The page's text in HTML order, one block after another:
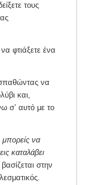
τους
φτιάξετε ένα
να
και,
σ’ αυτό με το
να
καταλάβει
στην